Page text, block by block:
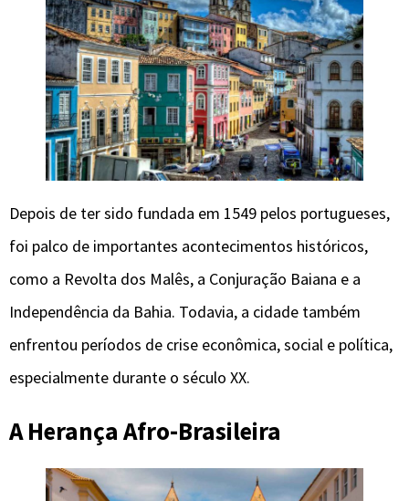
Depois de ter sido fundada em 1549 pelos portugueses,
foi palco de importantes acontecimentos históricos,
como a Revolta dos Malês, a Conjuração Baiana e a
Independência da Bahia. Todavia, a cidade também
enfrentou períodos de crise econômica, social e política,
especialmente durante o século XX.
A Herança Afro-Brasileira